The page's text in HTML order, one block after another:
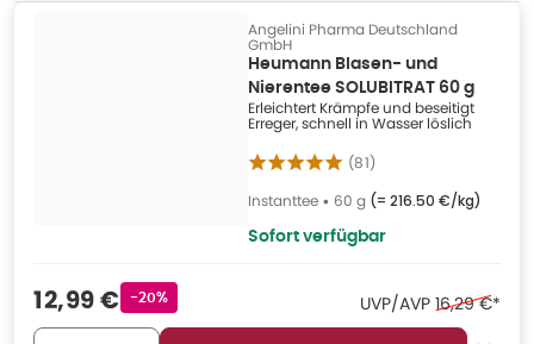
Angelini Pharma Deutschland
GmbH
Heumann Blasen- und
Nierentee SOLUBITRAT 60 g
Erleichtert Krämpfe und beseitigt
Erreger, schnell in Wasser löslich
(81)
Instanttee • 60 g (= 216.50 €/kg)
Sofort verfügbar
Verkaufspreis
12,99 € Rabattstempel
-20% UVP/AVP Ehemaliger
16,29 €*